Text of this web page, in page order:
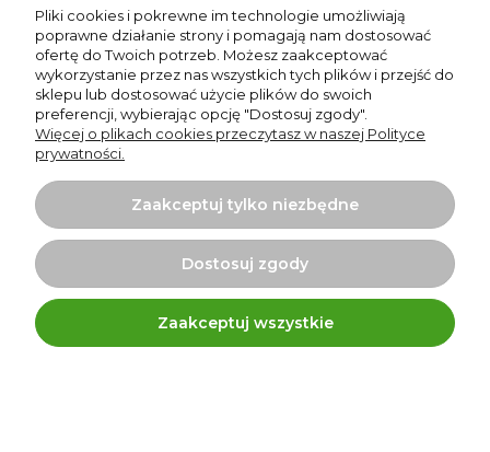
(jeśli korzystasz z farb na bazie wody). Dzięki temu
unikniesz zasychania farby w dyszy. Nie zapomnij
również o zwolnieniu ciśnienia w urządzeniu przed
rozpoczęciem przerwy.
Jeśli dysza ulegnie zatkaniu, przekręć ją o 180 stopni z
pozycjiSPRAY
pistoletu) do pozycjiCLEAN(strzałka w przeciwnym
kierunku). Następnie oczyść dyszę, aby usunąć wszelkie
blokady. Jeżeli problem nadal się pojawia, sprawdź filtr
umieszczony w rękojeści pistoletu—może on również
wymagać oczyszczenia.
Pliki cookies i pokrewne im technologie umożliwiają
poprawne działanie strony i pomagają nam dostosować
ofertę do Twoich potrzeb. Możesz zaakceptować
wykorzystanie przez nas wszystkich tych plików i przejść do
sklepu lub dostosować użycie plików do swoich
preferencji, wybierając opcję "Dostosuj zgody".
Więcej o plikach cookies przeczytasz w naszej Polityce
prywatności.
Zaakceptuj tylko niezbędne
Dostosuj zgody
Zaakceptuj wszystkie